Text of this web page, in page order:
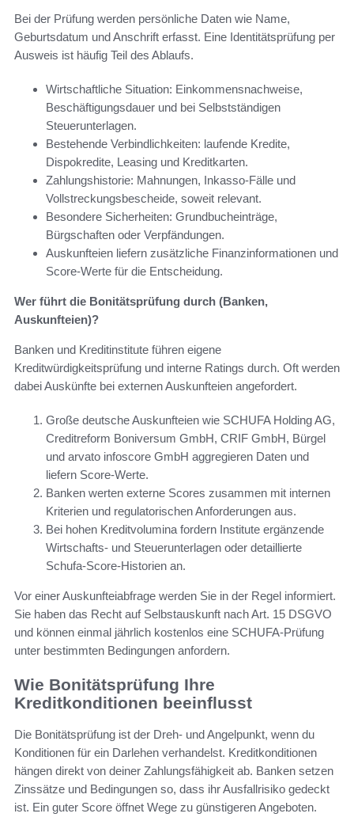
Bei der Prüfung werden persönliche Daten wie Name,
Geburtsdatum und Anschrift erfasst. Eine Identitätsprüfung per
Ausweis ist häufig Teil des Ablaufs.
Wirtschaftliche Situation: Einkommensnachweise,
Beschäftigungsdauer und bei Selbstständigen
Steuerunterlagen.
Bestehende Verbindlichkeiten: laufende Kredite,
Dispokredite, Leasing und Kreditkarten.
Zahlungshistorie: Mahnungen, Inkasso-Fälle und
Vollstreckungsbescheide, soweit relevant.
Besondere Sicherheiten: Grundbucheinträge,
Bürgschaften oder Verpfändungen.
Auskunfteien liefern zusätzliche Finanzinformationen und
Score-Werte für die Entscheidung.
Wer führt die Bonitätsprüfung durch (Banken,
Auskunfteien)?
Banken und Kreditinstitute führen eigene
Kreditwürdigkeitsprüfung und interne Ratings durch. Oft werden
dabei Auskünfte bei externen Auskunfteien angefordert.
Große deutsche Auskunfteien wie SCHUFA Holding AG,
Creditreform Boniversum GmbH, CRIF GmbH, Bürgel
und arvato infoscore GmbH aggregieren Daten und
liefern Score-Werte.
Banken werten externe Scores zusammen mit internen
Kriterien und regulatorischen Anforderungen aus.
Bei hohen Kreditvolumina fordern Institute ergänzende
Wirtschafts- und Steuerunterlagen oder detaillierte
Schufa-Score-Historien an.
Vor einer Auskunfteiabfrage werden Sie in der Regel informiert.
Sie haben das Recht auf Selbstauskunft nach Art. 15 DSGVO
und können einmal jährlich kostenlos eine SCHUFA-Prüfung
unter bestimmten Bedingungen anfordern.
Wie Bonitätsprüfung Ihre
Kreditkonditionen beeinflusst
Die Bonitätsprüfung ist der Dreh- und Angelpunkt, wenn du
Konditionen für ein Darlehen verhandelst. Kreditkonditionen
hängen direkt von deiner Zahlungsfähigkeit ab. Banken setzen
Zinssätze und Bedingungen so, dass ihr Ausfallrisiko gedeckt
ist. Ein guter Score öffnet Wege zu günstigeren Angeboten.